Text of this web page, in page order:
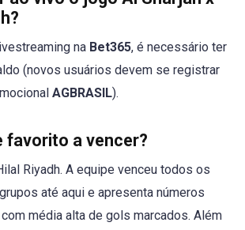
na Bet365, é necessário ter
(novos usuários devem se registrar
AGBRASIL).
favorito a vencer?
Riyadh. A equipe venceu todos os
até aqui e apresenta números
média alta de gols marcados. Além